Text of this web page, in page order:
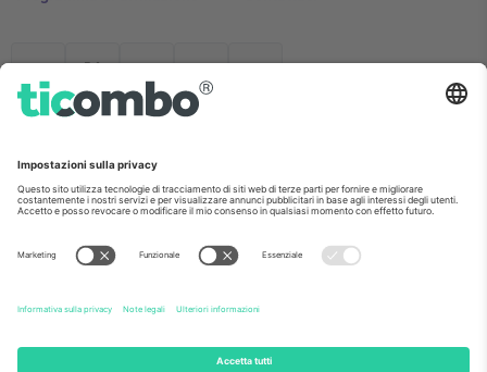
Ticombo Italia
Mimi Balkanska 132, 1540, Sofia,
base alla località, all'evento e/o al dominio. Per i dettagli controlla la
pagina specifica dell'evento, l'impronta e i termini.,